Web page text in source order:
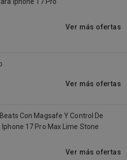
Ver más ofertas
Ver más ofertas
Con Magsafe Y Control De
17 Pro Max Lime Stone
Ver más ofertas